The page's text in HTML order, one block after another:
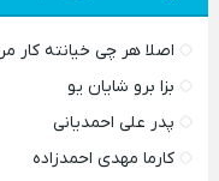
اصلا هر چی خیانته کار
بزا برو شایان یو
پدر علی احمدیانی
کارما مهدی احمدزاده